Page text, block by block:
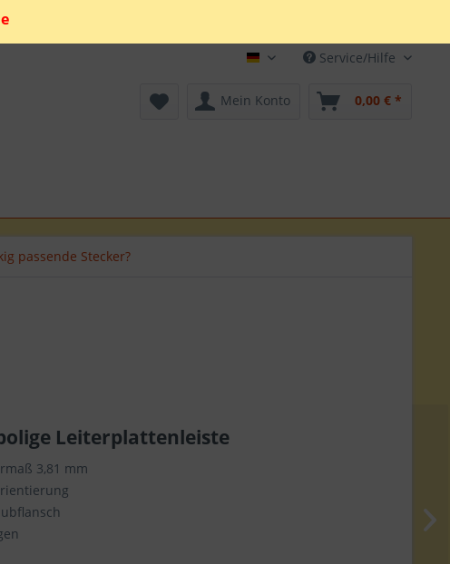
Deutsch Service/Hilfe
Mein Konto 0,00 € *
passende Stecker?
Leiterplattenleiste
3,81 mm